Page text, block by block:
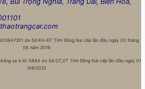
do Sở KH-ĐT Tỉnh Đồng Nai cấp lần đầu ngày 03 tháng
06 năm 2019
xe ô tô: 0884 do Sở GT_VT Tỉnh Đồng Nai cấp lần đầu ngày 01
/08/2022